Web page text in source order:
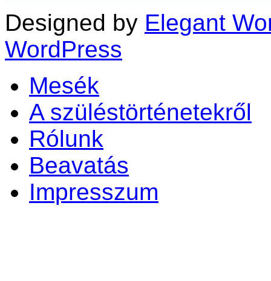
Designed by Elegant
WordPress
Mesék
A szüléstörténetekről
Rólunk
Beavatás
Impresszum